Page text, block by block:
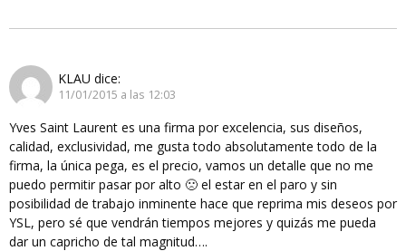
KLAU dice:
11/01/2015 a las 12:03
Yves Saint Laurent es una firma por excelencia, sus diseños,
calidad, exclusividad, me gusta todo absolutamente todo de la
firma, la única pega, es el precio, vamos un detalle que no me
puedo permitir pasar por alto 🙁 el estar en el paro y sin
posibilidad de trabajo inminente hace que reprima mis deseos por
YSL, pero sé que vendrán tiempos mejores y quizás me pueda
dar un capricho de tal magnitud….